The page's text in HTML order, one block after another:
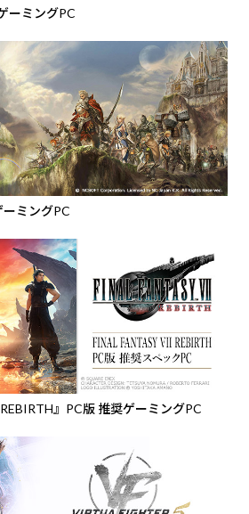
ーミングPC
ーミングPC
』PC版 推奨ゲーミングPC